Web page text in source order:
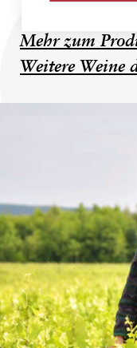
Mehr zum
Weitere Weine